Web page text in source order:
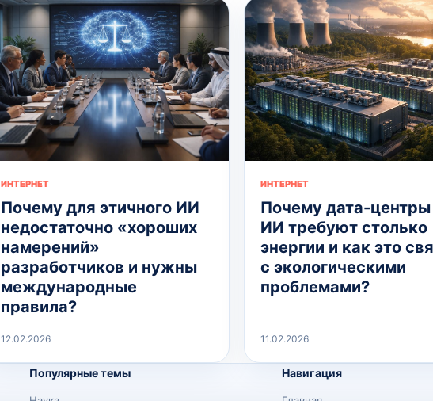
ИНТЕРНЕТ
Почему для этичного ИИ
недостаточно «хороших
намерений»
разработчиков и нужны
международные
правила?
12.02.2026
ИНТЕРНЕТ
Почему дата-центры
ИИ требуют столько
энергии и как это
с экологическими
проблемами?
11.02.2026
Популярные темы Навигация